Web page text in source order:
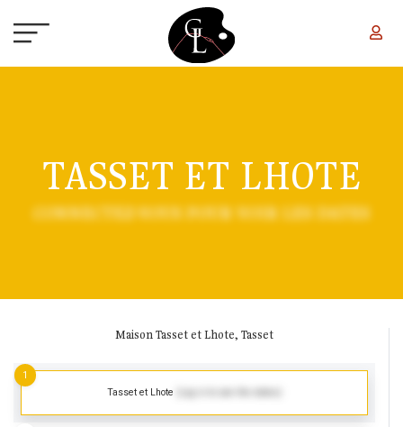
TASSET ET LHOTE
CONNECTEZ-VOUS POUR VOIR LES DATES
Maison Tasset et Lhote, Tasset
Tasset et Lhote
1